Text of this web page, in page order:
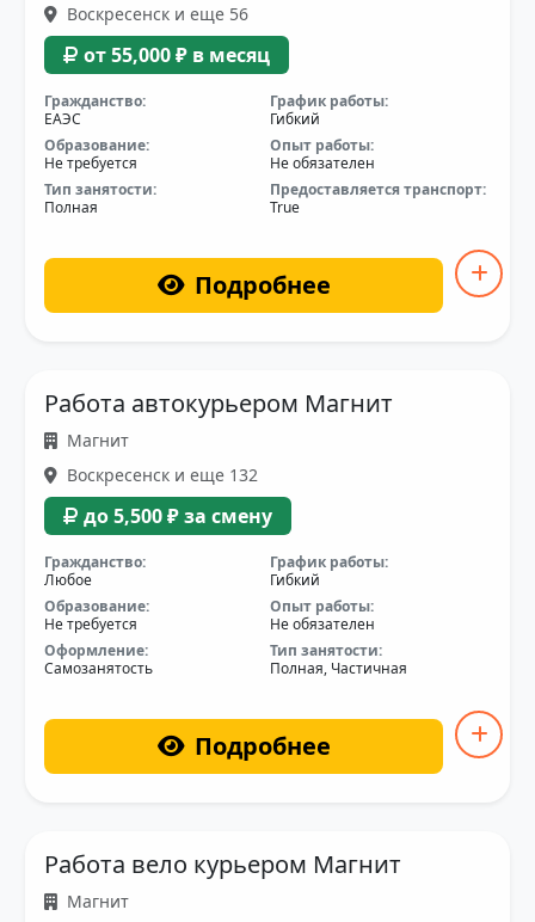
Воскресенск и еще 56
от 55,000 ₽ в месяц
Гражданство:
ЕАЭС
График работы:
Гибкий
Образование:
Не требуется
Опыт работы:
Не обязателен
Тип занятости:
Полная
Предоставляется транспорт:
True
Подробнее
Работа автокурьером Магнит
Магнит
Воскресенск и еще 132
до 5,500 ₽ за смену
Гражданство:
Любое
График работы:
Гибкий
Образование:
Не требуется
Опыт работы:
Не обязателен
Оформление:
Самозанятость
Тип занятости:
Полная, Частичная
Подробнее
Работа вело курьером Магнит
Магнит